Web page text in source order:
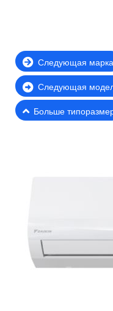
Следующая марка
Следующая
Больше